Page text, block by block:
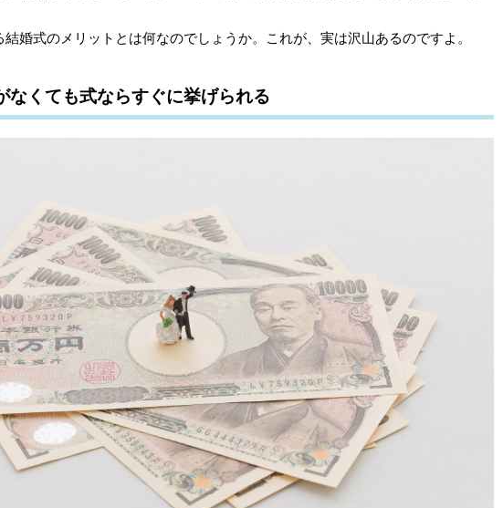
婚式のメリットとは何なのでしょうか。これが、実は沢山あるのですよ。
なくても式ならすぐに挙げられる